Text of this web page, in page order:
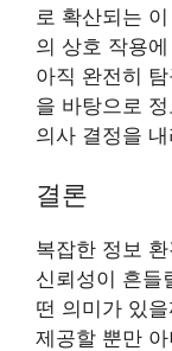
로 확산되는
의 상호 작용
아직 완전히
을 바탕으로
의사 결정을
결론
복잡한 정보
신뢰성이 흔들
떤 의미가 있
제공할 뿐만